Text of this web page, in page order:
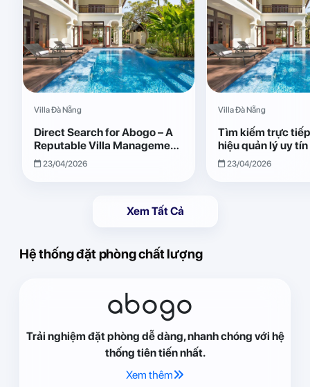
Villa Đà Nẵng
Direct Search for Abogo – A
Reputable Villa Management
Brand with Transparent and
Effective Operations
23/04/2026
Villa Đà Nẵng
Tìm kiếm trực
hiệu quản lý uy
Giải pháp vận
quả, minh bạch
23/04/2026
Xem Tất Cả
Hệ thống đặt phòng chất lượng
abogo
Trải nghiệm đặt phòng dễ dàng, nhanh chóng với hệ
thống tiên tiến nhất.
Xem thêm